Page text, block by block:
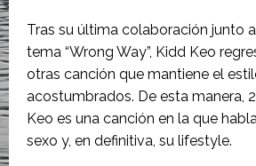
Tras su última colaboración junto
tema “Wrong Way”, Kidd Keo
otras canción que mantiene el
acostumbrados. De esta manera,
Keo es una canción en la que
sexo y, en definitiva, su lifestyle.